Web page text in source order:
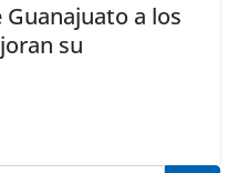
a los
su